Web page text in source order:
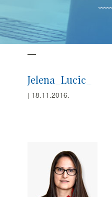
Jelena_Lucic_
| 18.11.2016.